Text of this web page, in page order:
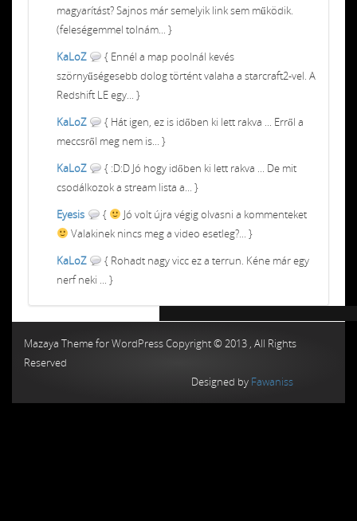
magyarítást? Sajnos már semelyik link sem működik.
(feleségemmel tolnám... }
KaLoZ
{ Ennél a map poolnál kevés
szörnyűségesebb dolog történt valaha a starcraft2-vel. A
Redshift LE egy... }
KaLoZ
{ Hát igen, ez is időben ki lett rakva ... Erről a
meccsről meg nem is... }
KaLoZ
{ :D:D Jó hogy időben ki lett rakva ... De mit
csodálkozok a stream lista a... }
Eyesis
{
Jó volt újra végig olvasni a kommenteket
Valakinek nincs meg a video esetleg?... }
KaLoZ
{ Rohadt nagy vicc ez a terrun. Kéne már egy
nerf neki ... }
Mazaya Theme for WordPress Copyright © 2013 , All Rights
Reserved
Designed by Fawaniss